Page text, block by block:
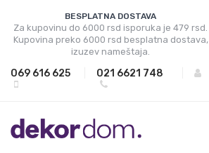
BESPLATNA DOSTAVA
Za kupovinu do 6000 rsd isporuka je 479 rsd.
Kupovina preko 6000 rsd besplatna dostava,
izuzev nameštaja.
069 616 625 021 6621 748